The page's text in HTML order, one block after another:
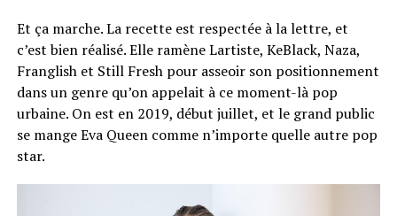
Et ça marche. La recette est respectée à la lettre, et
c’est bien réalisé. Elle ramène Lartiste, KeBlack, Naza,
Franglish et Still Fresh pour asseoir son positionnement
dans un genre qu’on appelait à ce moment-là pop
urbaine. On est en 2019, début juillet, et le grand public
se mange Eva Queen comme n’importe quelle autre pop
star.